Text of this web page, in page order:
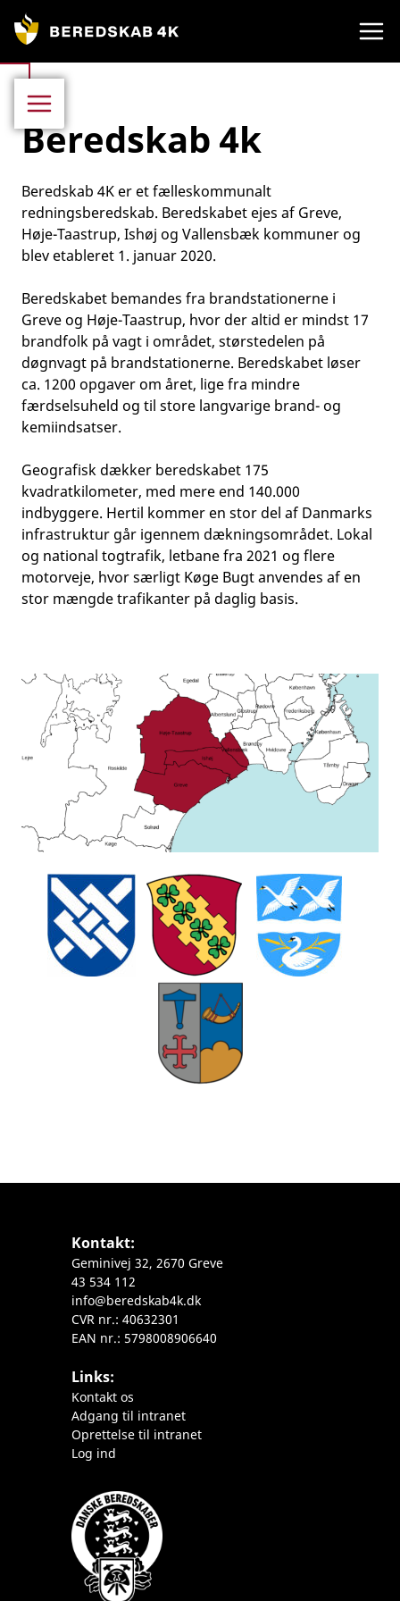
Beredskab 4k
Beredskab 4K er et fælleskommunalt
redningsberedskab. Beredskabet ejes af Greve,
Høje-Taastrup, Ishøj og Vallensbæk kommuner og
blev etableret 1. januar 2020.
Beredskabet bemandes fra brandstationerne i
Greve og Høje-Taastrup, hvor der altid er mindst 17
brandfolk på vagt i området, størstedelen på
døgnvagt på brandstationerne. Beredskabet løser
ca. 1200 opgaver om året, lige fra mindre
færdselsuheld og til store langvarige brand- og
kemiindsatser.
Geografisk dækker beredskabet 175
kvadratkilometer, med mere end 140.000
indbyggere. Hertil kommer en stor del af Danmarks
infrastruktur går igennem dækningsområdet. Lokal
og national togtrafik, letbane fra 2021 og flere
motorveje, hvor særligt Køge Bugt anvendes af en
stor mængde trafikanter på daglig basis.
Kontakt:
Geminivej 32, 2670 Greve
43 534 112
info@beredskab4k.dk
CVR nr.: 40632301
EAN nr.: 5798008906640
Links:
Kontakt os
Adgang til intranet
Oprettelse til intranet
Log ind